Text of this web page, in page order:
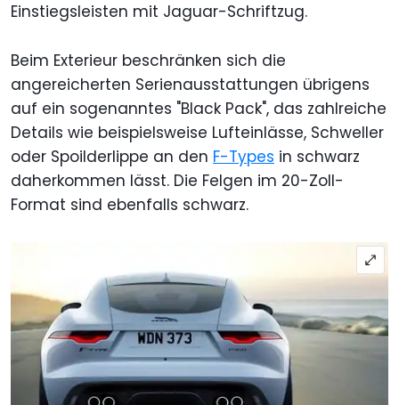
Einstiegsleisten mit Jaguar-Schriftzug.
Beim Exterieur beschränken sich die
angereicherten Serienausstattungen übrigens
auf ein sogenanntes "Black Pack", das zahlreiche
Details wie beispielsweise Lufteinlässe, Schweller
oder Spoilderlippe an den F-Types in schwarz
daherkommen lässt. Die Felgen im 20-Zoll-
Format sind ebenfalls schwarz.